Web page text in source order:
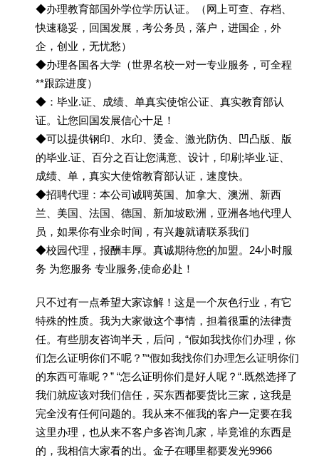
◆办理教育部国外学位学历认证。（网上可查、存档、
快速稳妥，回国发展，考公务员，落户，进国企，外
企，创业，无忧愁）
◆办理各国各大学（世界名校一对一专业服务，可全程
**跟踪进度）
◆：毕业.证、成绩、单真实使馆公证、真实教育部认
证。让您回国发展信心十足！
◆可以提供钢印、水印、烫金、激光防伪、凹凸版、版
的毕业.证、百分之百让您满意、设计，印刷;毕业.证、
成绩、单，真实大使馆教育部认证，速度快。
◆招聘代理：本公司诚聘英国、加拿大、澳洲、新西
兰、美国、法国、德国、新加坡欧洲，亚洲各地代理人
员，如果你有业余时间，有兴趣就请联系我们
◆校园代理，报酬丰厚。真诚期待您的加盟。24小时服
务 为您服务 专业服务,使命必赴！
只不过有一点希望大家谅解！这是一个灰色行业，有它
特殊的性质。我为大家做这个事情，担着很重的法律责
任。有些朋友咨询半天，后问，“假如我找你们办理，你
们怎么证明你们不呢？”“假如我找你们办理怎么证明你们
的东西可靠呢？” “怎么证明你们是好人呢？“.既然选择了
我们就应该对我们信任，买东西都要货比三家，这我是
完全没有任何问题的。我从来不催我的客户一定要在我
这里办理，也从来不客户多咨询几家，毕竟谁的东西是
的，我相信大家看的出。金子在哪里都要发光9966